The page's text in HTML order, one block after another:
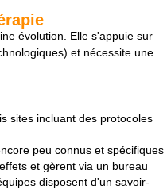
évolution. Elle s'appuie sur
et nécessite une
sites incluant des protocoles
peu connus et spécifiques
et gèrent via un bureau
disposent d'un savoir-